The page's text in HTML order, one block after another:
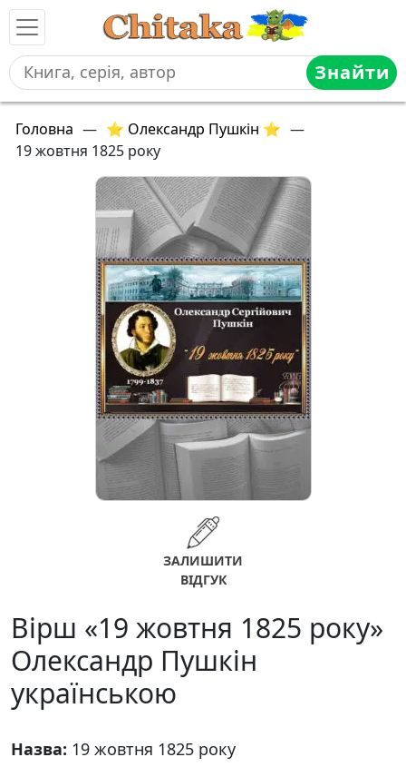
Знайти
Головна — ⭐ Олександр Пушкін ⭐ —
19 жовтня 1825 року
ЗАЛИШИТИ
ВІДГУК
Вірш «19 жовтня 1825 року»
Олександр Пушкін
українською
Назва: 19 жовтня 1825 року